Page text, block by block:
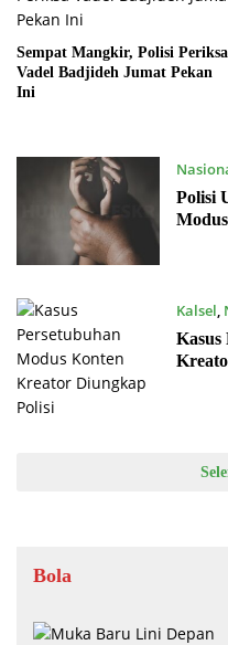
Sempat Mangkir, Polisi Periksa
Vadel Badjideh Jumat Pekan
Ini
Polisi
Kalsel,
Kasus
Bola